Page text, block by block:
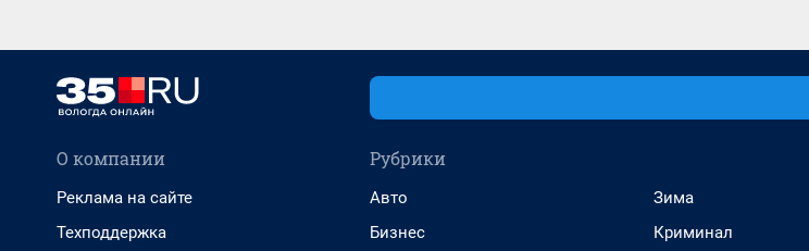
О компании
Реклама на сайте
Техподдержка
Рубрики
Авто
Бизнес
Зима
Криминал